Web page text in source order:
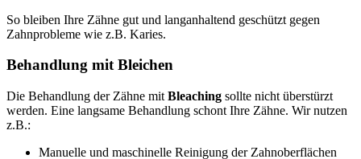
So bleiben Ihre Zähne gut und langanhaltend geschützt gegen
Zahnprobleme wie z.B. Karies.
Behandlung mit Bleichen
Die Behandlung der Zähne mit Bleaching sollte nicht überstürzt
werden. Eine langsame Behandlung schont Ihre Zähne. Wir nutzen
z.B.:
Manuelle und maschinelle Reinigung der Zahnoberflächen